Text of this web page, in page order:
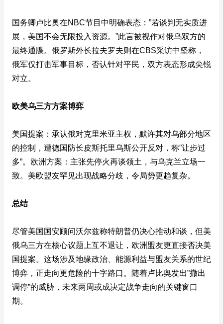
国务卿卢比奥在NBC节目中明确表态：”若谈判无实质进
展，美国不会无限投入资源。”此言被视作对俄乌双方的
最终通牒。俄罗斯外长拉夫罗夫则在CBS采访中坚称，
俄军仅打击军事目标，否认针对平民，双方表态形成尖锐
对立。
欧美乌三方方案博弈
美国提案：承认俄对克里米亚主权，默许其对乌部分地区
的控制，遭德国防长皮斯托里乌斯公开反对，称”让步过
多”。欧洲方案：主张先停火再谈领土，与乌克兰立场一
致。美欧盟友罕见出现战略分歧，令局势更趋复杂。
总结
尽管美国国安顾问沃尔兹称特朗普仍决心推动和谈，但美
俄乌三方在核心议题上互不退让，欧洲盟友更直接否决美
国提案。这场涉及地缘政治、能源利益与盟友关系的世纪
博弈，正走向更危险的十字路口。随着卢比奥发出”撤出
调停”的威胁，未来两周或成决定战争走向的关键窗口
期。